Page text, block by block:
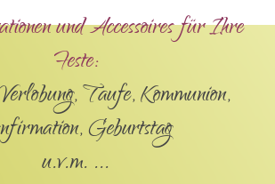
und Accessoires für Ihre
Feste:
Taufe, Kommunion,
Geburtstag
u.v.m. ...